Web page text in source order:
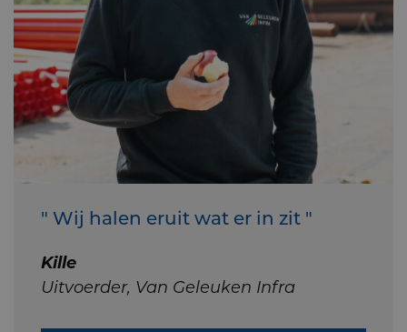
" Wij halen eruit wat er in zit "
Kille
Uitvoerder, Van Geleuken Infra